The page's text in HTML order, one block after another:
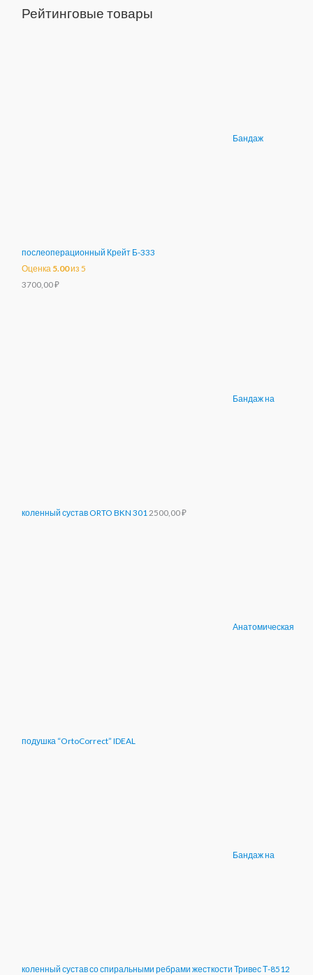
Рейтинговые товары
Бандаж
послеоперационный Крейт Б-333
Оценка 5.00из 5
3700,00₽
Бандаж на
коленный сустав ORTO BKN 301 2500,00₽
Анатомическая
подушка “OrtoCorrect” IDEAL
Бандаж на
коленный сустав со спиральными ребрами жесткости Тривес Т-8512